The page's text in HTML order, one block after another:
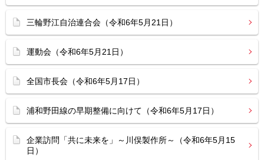
三輪野江自治連合会（令和6年5月21日）
運動会（令和6年5月21日）
全国市長会（令和6年5月17日）
浦和野田線の早期整備に向けて（令和6年5月17日）
企業訪問「共に未来を」～川俣製作所～（令和6年5月15
日）